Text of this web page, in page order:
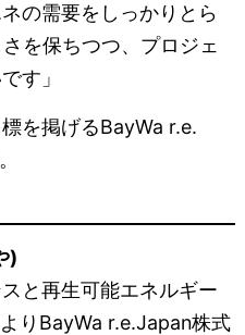
の需要をしっかりとら
を保ちつつ、プロジェ
す」
を掲げるBayWa r.e.
)
と再生可能エネルギー
りBayWa r.e.Japan株式